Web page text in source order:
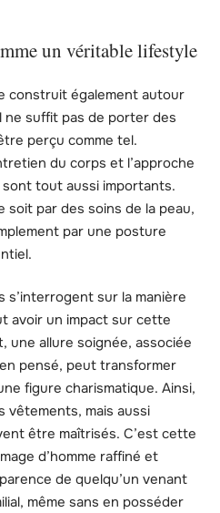
un véritable lifestyle
construit également autour
ne suffit pas de porter des
perçu comme tel.
du corps et l’approche
tout aussi importants.
soit par des soins de la peau,
par une posture
s’interrogent sur la manière
avoir un impact sur cette
une allure soignée, associée
pensé, peut transformer
figure charismatique. Ainsi,
vêtements, mais aussi
être maîtrisés. C’est cette
d’homme raffiné et
de quelqu’un venant
même sans en posséder